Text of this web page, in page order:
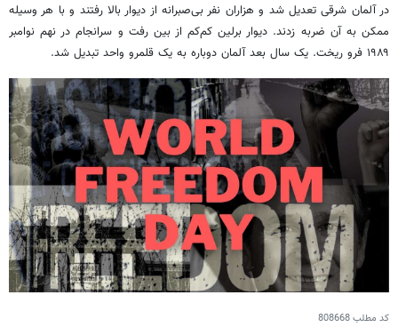
در آلمان شرقی تعدیل شد و هزاران نفر بی‌صبرانه از دیوار بالا رفتند و با هر وسیله
ممکن به آن ضربه زدند. دیوار برلین کم‌کم از بین رفت و سرانجام در نهم نوامبر
۱۹۸۹ فرو ریخت. یک سال بعد آلمان دوباره به یک قلمرو واحد تبدیل شد.
کد مطلب808668